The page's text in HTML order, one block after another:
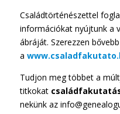
Családtörténészettel
információkat nyújtunk a
ábráját. Szerezzen
a
Tudjon meg többet a
titkokat
nekünk az